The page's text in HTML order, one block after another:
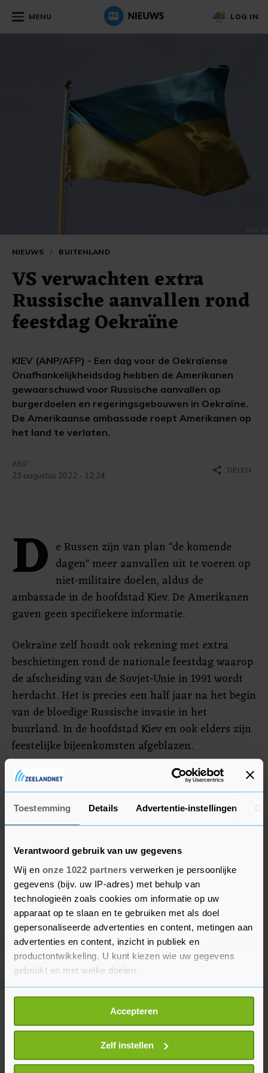
Toestemming Details Advertentie-instellingen
Verantwoord gebruik van uw gegevens
Wij en onze 1022 partners verwerken je persoonlijke
gegevens (bijv. uw IP-adres) met behulp van
technologieën zoals cookies om informatie op uw
apparaat op te slaan en te gebruiken met als doel
gepersonaliseerde advertenties en content, metingen aan
advertenties en content, inzicht in publiek en
productontwikkeling. U kunt kiezen wie uw gegevens
gebruikt en met welke doelen.
Als u het toestaat, willen we ook graag:
Informatie verzamelen over uw geografische
locatie, die tot een paar meter nauwkeurig kan zijn
Uw apparaat identificeren door het actief te
scannen op specifieke eigenschappen (fingerprinting)
Accepteren
Zelf instellen
MENU LOG IN
NIEUWS / BUITENLAND
VS verwachten extra
Russische aanvallen rond
feestdag Oekraïne
KIEV (ANP/AFP) - Een dag voor de Oekraïense
Onafhankelijkheidsdag hebben de Amerikanen
gewaarschuwd voor Russische aanvallen op
burgerdoelen en regeringsgebouwen in Oekraïne.
De Amerikaanse ambassade roept Amerikanen op
het land te verlaten.
ANP
23 augustus 2022 - 12:24
share DELEN
D e Russen zijn van plan "de komende
dagen" meer aanvallen uit te voeren op
niet-militaire doelen, aldus de
ambassade in de hoofdstad Kiev. De Amerikanen
gaven geen specifiekere informatie.
Oekraïne zelf houdt ook rekening met extra
beschietingen rond de nationale feestdag waarop
de afscheiding van de Sovjet-Unie in 1991 wordt
herdacht. Het is precies een half jaar na het begin
van de bloedige Russische invasie in het
buurland. In de hoofdstad Kiev en ook elders zijn
feestelijke bijeenkomsten afgeblazen.
Meer uit Buitenland
Vrijwilligers ronden 100 dagen
isolatie voor ruimteonderzoek af